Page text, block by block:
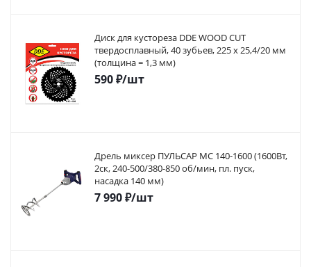
Диск для кустореза DDE WOOD CUT
твердосплавный, 40 зубьев, 225 х 25,4/20 мм
(толщина = 1,3 мм)
590₽/шт
Дрель миксер ПУЛЬСАР МС 140-1600 (1600Вт,
2ск, 240-500/380-850 об/мин, пл. пуск,
насадка 140 мм)
7 990₽/шт